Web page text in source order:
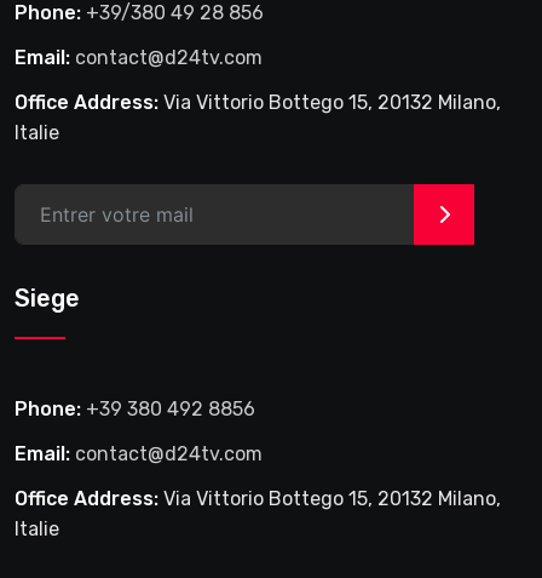
Phone: +39/380 49 28 856
Email: contact@d24tv.com
Office Address: Via Vittorio Bottego 15, 20132 Milano,
Italie
>
Siege
Phone: +39 380 492 8856
Email: contact@d24tv.com
Office Address: Via Vittorio Bottego 15, 20132 Milano,
Italie